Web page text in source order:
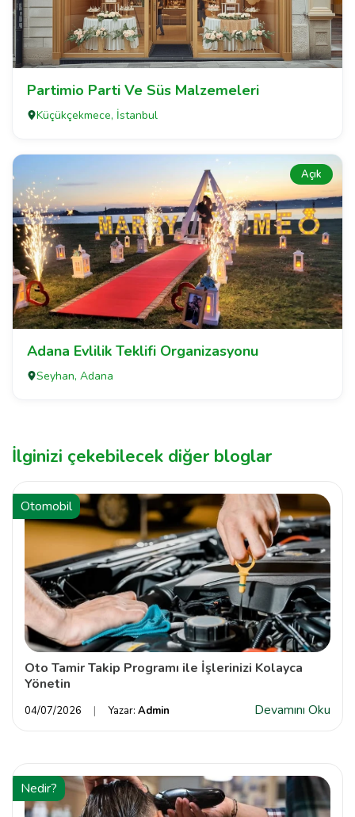
Partimio Parti Ve Süs Malzemeleri
Küçükçekmece, İstanbul
Açık
Adana Evlilik Teklifi Organizasyonu
Seyhan, Adana
İlginizi çekebilecek diğer bloglar
Otomobil
Oto Tamir Takip Programı ile İşlerinizi Kolayca
Yönetin
04/07/2026 Yazar: Admin Devamını Oku
Nedir?